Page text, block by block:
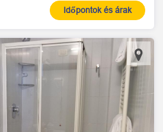
Időpontok és árak